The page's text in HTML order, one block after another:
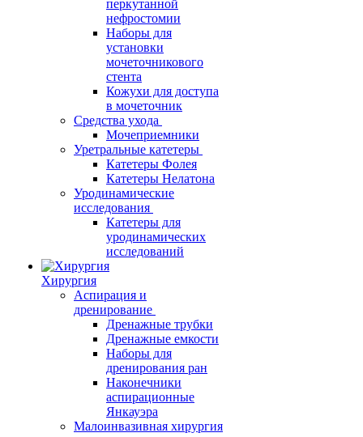
перкутанной
нефростомии
Наборы для
установки
мочеточникового
стента
Кожухи для доступа
в мочеточник
Средства ухода
Мочеприемники
Уретральные катетеры
Катетеры Фолея
Катетеры Нелатона
Уродинамические
исследования
Катетеры для
уродинамических
исследований
Хирургия
Аспирация и
дренирование
Дренажные трубки
Дренажные емкости
Наборы для
дренирования ран
Наконечники
аспирационные
Янкауэра
Малоинвазивная хирургия